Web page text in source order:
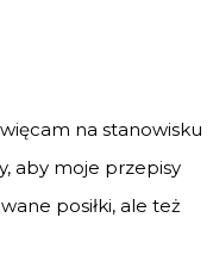
na stanowisku
aby moje przepisy
posiłki, ale też